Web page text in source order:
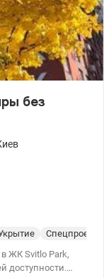
без
Спецпроект
ЖК Svitlo Park,
доступности.